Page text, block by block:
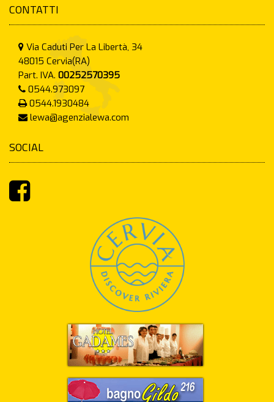
CONTATTI
Via Caduti Per La Libertà, 34
48015 Cervia(RA)
Part. IVA. 00252570395
0544.973097
0544.1930484
lewa@agenzialewa.com
SOCIAL